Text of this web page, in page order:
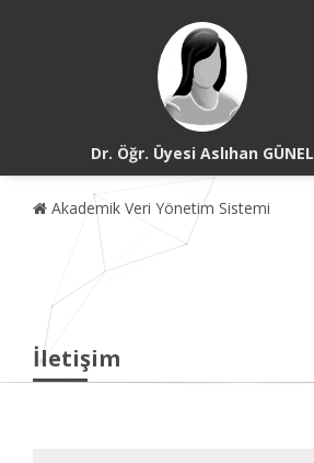
Dr. Öğr. Üyesi Aslıhan GÜNEL
Akademik Veri Yönetim Sistemi
İletişim